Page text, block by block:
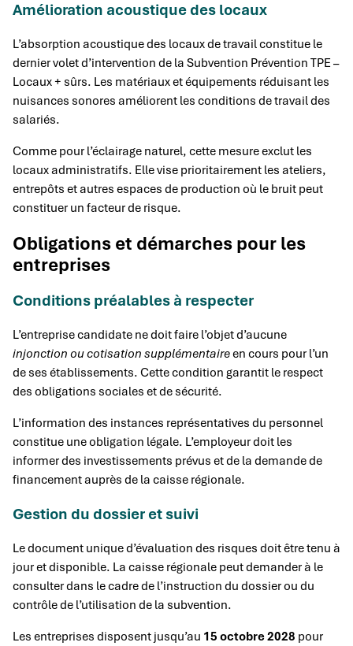
Amélioration acoustique des locaux
L’absorption acoustique des locaux de travail constitue le
dernier volet d’intervention de la Subvention Prévention TPE –
Locaux + sûrs. Les matériaux et équipements réduisant les
nuisances sonores améliorent les conditions de travail des
salariés.
Comme pour l’éclairage naturel, cette mesure exclut les
locaux administratifs. Elle vise prioritairement les ateliers,
entrepôts et autres espaces de production où le bruit peut
constituer un facteur de risque.
Obligations et démarches pour les
entreprises
Conditions préalables à respecter
L’entreprise candidate ne doit faire l’objet d’aucune
injonction ou cotisation supplémentaireen cours pour l’un
de ses établissements. Cette condition garantit le respect
des obligations sociales et de sécurité.
L’information des instances représentatives du personnel
constitue une obligation légale. L’employeur doit les
informer des investissements prévus et de la demande de
financement auprès de la caisse régionale.
Gestion du dossier et suivi
Le document unique d’évaluation des risques doit être tenu à
jour et disponible. La caisse régionale peut demander à le
consulter dans le cadre de l’instruction du dossier ou du
contrôle de l’utilisation de la subvention.
Les entreprises disposent jusqu’au 15 octobre 2028 pour